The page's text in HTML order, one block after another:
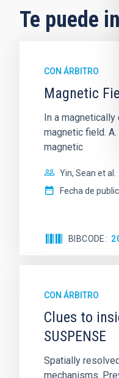
Te puede
CON ÁRBITRO
Magnetic
In a
magnetic field.
magnetic
Yin, Sean et al.
Fecha de
BIBCODE
CON ÁRBITRO
Clues to
SUSPENSE
Spatially
mechanisms.